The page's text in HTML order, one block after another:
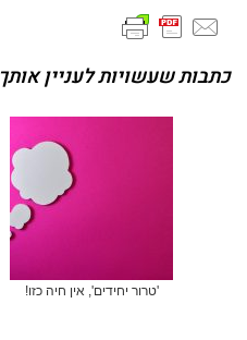
כתבות שעשויות לעניין אותך
'טרור יחידים', אין חיה כזו!